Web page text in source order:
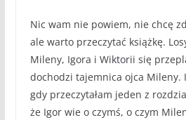
Nic wam nie powiem, nie chcę
ale warto przeczytać książkę.
Mileny, Igora i Wiktorii się
dochodzi tajemnica ojca Mileny.
gdy przeczytałam jeden z
że Igor wie o czymś, o czym